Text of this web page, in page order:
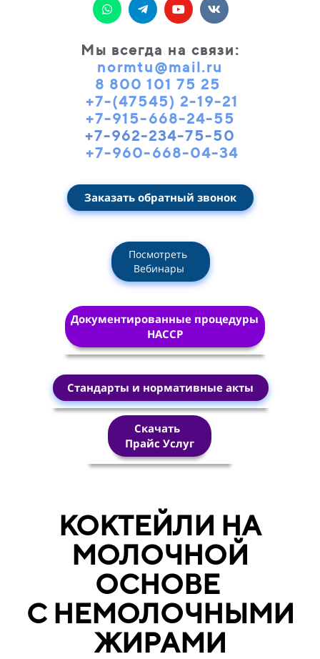
Мы всегда на связи:
normtu@mail.ru
8 800 101 75 25
+7-(47545) 2-19-21
+7-915-668-24-55
+7-962-234-75-50
+7-960-668-04-34
Заказать обратный звонок
Посмотреть
Вебинары
Скачать
Прайс Услуг
Документированные процедуры
HACCP
Стандарты и нормативные акты
КОКТЕЙЛИ НА
МОЛОЧНОЙ
ОСНОВЕ
С НЕМОЛОЧНЫМИ
ЖИРАМИ